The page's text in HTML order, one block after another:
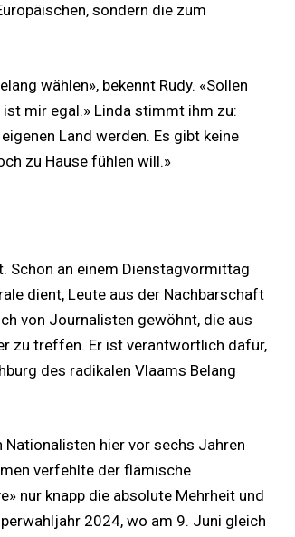
sondern die zum
wählen», bekennt Rudy. «Sollen
mir egal.» Linda stimmt ihm zu:
Land werden. Es gibt keine
zu Hause fühlen will.»
Schon an einem Dienstagvormittag
dient, Leute aus der Nachbarschaft
von Journalisten gewöhnt, die aus
zu treffen. Er ist verantwortlich dafür,
des radikalen Vlaams Belang
Nationalisten hier vor sechs Jahren
verfehlte der flämische
nur knapp die absolute Mehrheit und
2024, wo am 9. Juni gleich